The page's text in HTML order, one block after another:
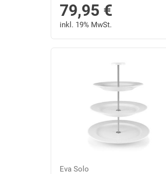
79,95 €
inkl. 19% MwSt.
Eva Solo